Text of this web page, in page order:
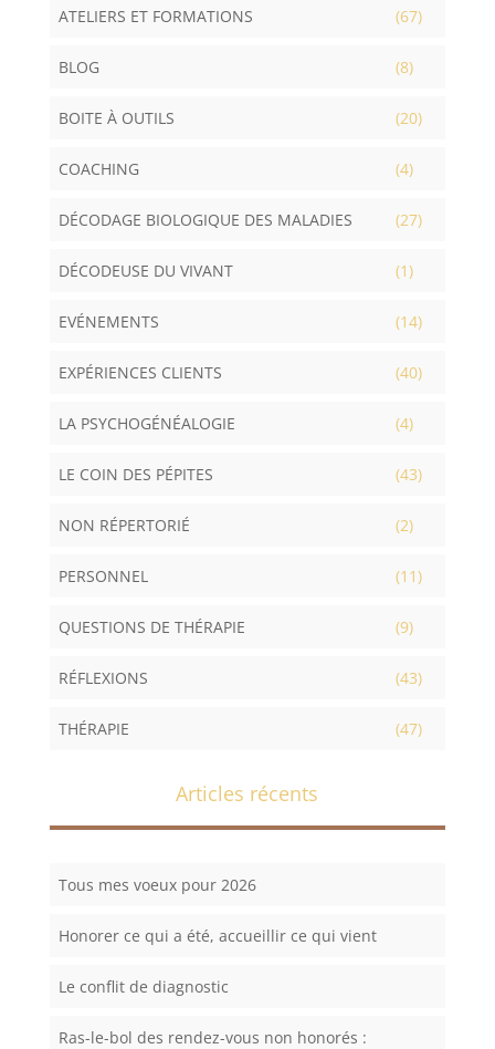
ATELIERS ET FORMATIONS (67)
BLOG (8)
BOITE À OUTILS (20)
COACHING (4)
DÉCODAGE BIOLOGIQUE DES MALADIES (27)
DÉCODEUSE DU VIVANT (1)
EVÉNEMENTS (14)
EXPÉRIENCES CLIENTS (40)
LA PSYCHOGÉNÉALOGIE (4)
LE COIN DES PÉPITES (43)
NON RÉPERTORIÉ (2)
PERSONNEL (11)
QUESTIONS DE THÉRAPIE (9)
RÉFLEXIONS (43)
THÉRAPIE (47)
Articles récents
Tous mes voeux pour 2026
Honorer ce qui a été, accueillir ce qui vient
Le conflit de diagnostic
Ras-le-bol des rendez-vous non honorés :